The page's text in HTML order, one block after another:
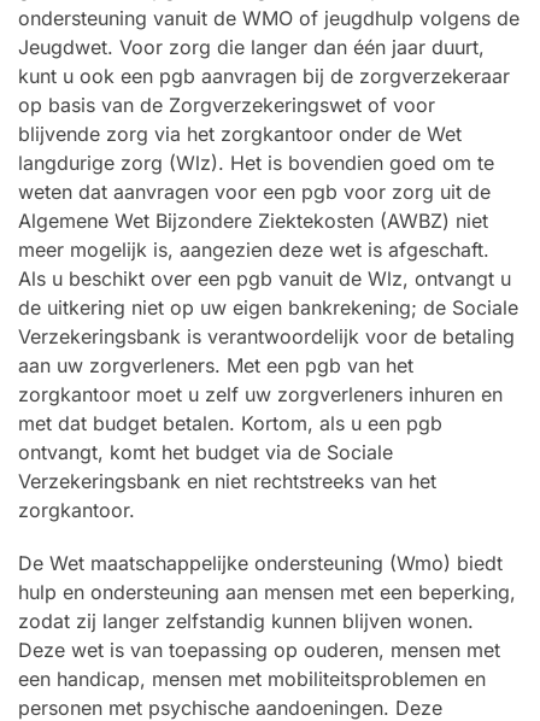
ondersteuning vanuit de WMO of jeugdhulp volgens de
Jeugdwet. Voor zorg die langer dan één jaar duurt,
kunt u ook een pgb aanvragen bij de zorgverzekeraar
op basis van de Zorgverzekeringswet of voor
blijvende zorg via het zorgkantoor onder de Wet
langdurige zorg (Wlz). Het is bovendien goed om te
weten dat aanvragen voor een pgb voor zorg uit de
Algemene Wet Bijzondere Ziektekosten (AWBZ) niet
meer mogelijk is, aangezien deze wet is afgeschaft.
Als u beschikt over een pgb vanuit de Wlz, ontvangt u
de uitkering niet op uw eigen bankrekening; de Sociale
Verzekeringsbank is verantwoordelijk voor de betaling
aan uw zorgverleners. Met een pgb van het
zorgkantoor moet u zelf uw zorgverleners inhuren en
met dat budget betalen. Kortom, als u een pgb
ontvangt, komt het budget via de Sociale
Verzekeringsbank en niet rechtstreeks van het
zorgkantoor.
De Wet maatschappelijke ondersteuning (Wmo) biedt
hulp en ondersteuning aan mensen met een beperking,
zodat zij langer zelfstandig kunnen blijven wonen.
Deze wet is van toepassing op ouderen, mensen met
een handicap, mensen met mobiliteitsproblemen en
personen met psychische aandoeningen. Deze